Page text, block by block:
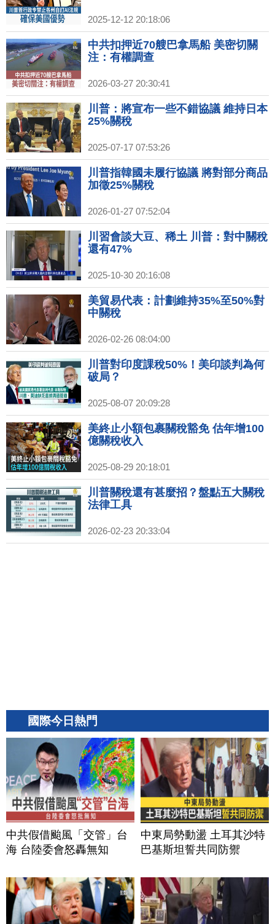
2025-12-12 20:18:06
中共扣押近70艘巴拿馬船 美密切關
注：有權調查
2026-03-27 20:30:41
川普：將宣布一些不錯協議 維持日本
25%關稅
2025-07-17 07:53:26
川普指韓國未履行協議 將對部分商品
加徵25%關稅
2026-01-27 07:52:04
川習會談大豆、稀土 川普：對中關稅
還有47%
2025-10-30 20:16:08
美貿易代表：計劃維持35%至50%對
中關稅
2026-02-26 08:04:00
川普對印度課稅50%！美印談判為何
破局？
2025-08-07 20:09:28
美終止小額包裹關稅豁免 估年增100
億關稅收入
2025-08-29 20:18:01
川普關稅還有甚麼招？盤點五大關稅
法律工具
2026-02-23 20:33:04
國際今日熱門
中共假借颱風「交管」台
海 台陸委會怒轟無知
中東局勢動盪 土耳其沙特
巴基斯坦誓共同防禦